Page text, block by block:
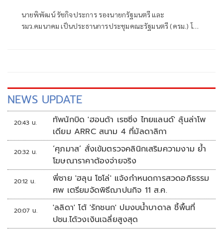
นายพิพัฒน์ รัชกิจประการ รองนายกรัฐมนตรี และ
รมว.คมนาคม เป็นประธานการประชุมคณะรัฐมนตรี (ครม.) โดย
NEWS UPDATE
20:43 น.
ทัพนักบิด 'ฮอนด้า เรซซิ่ง ไทยแลนด์' ลุ้นล่าโพ
เดียม ARRC สนาม 4 ที่มัลดาลิกา
20:32 น.
‘ศุภมาส’ สั่งเข้มตรวจคลินิกเสริมความงาม ย้ำ
โฆษณาราคาต้องจ่ายจริง
20:12 น.
พี่ชาย 'ฮลุน โซโล่' แจ้งกำหนดการสวดอภิธรรม
ศพ เตรียมจัดพิธีฌาปนกิจ 11 ส.ค.
20:07 น.
'ลลิดา' โต้ 'รักชนก' ปมงบน้ำบาดาล ชี้พื้นที่
ปชน.ได้วงเงินเฉลี่ยสูงสุด